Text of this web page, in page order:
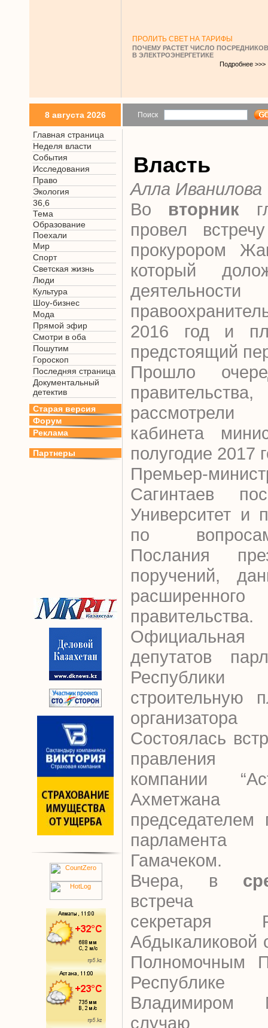
ПРОЛИТЬ СВЕТ НА ТАРИФЫ
ПОЧЕМУ РАСТЕТ ЧИСЛО ПОСРЕДНИКОВ
В ЭЛЕКТРОЭНЕРГЕТИКЕ
Подробнее >>>
8 августа 2026 Поиск
Главная страница
Неделя власти
События
Исследования
Право
Экология
36,6
Тема
Образование
Поехали
Мир
Спорт
Светская жизнь
Люди
Культура
Шоу-бизнес
Мода
Прямой эфир
Смотри в оба
Пошутим
Гороскоп
Последняя страница
Документальный
детектив
Старая версия
Форум
Реклама
Партнеры
Власть
Алла Иванилова
Во вторник
провел
прокурором
который
деятельности
2016 год и
предстоящий
Прошло
кабинета
полугодие 2017
Премьер-
Сагинтаев
Университет и
по
Послания
поручений,
правительства.
депутатов
строительную
Состоялась
правления
компании
председателем
Гамачеком.
Вчера, в
встреча
секретаря
Абдыкаликовой
Полномочным
Владимиром
случаю